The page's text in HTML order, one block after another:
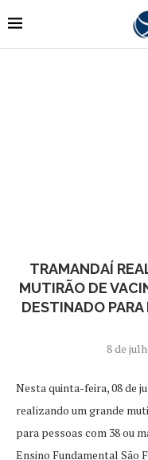
TRAMANDAÍ
MUTIRÃO DE
DESTINADO
8 de
Nesta quinta-feira, 08 de
realizando um grande
para pessoas com 38 ou
Ensino Fundamental São